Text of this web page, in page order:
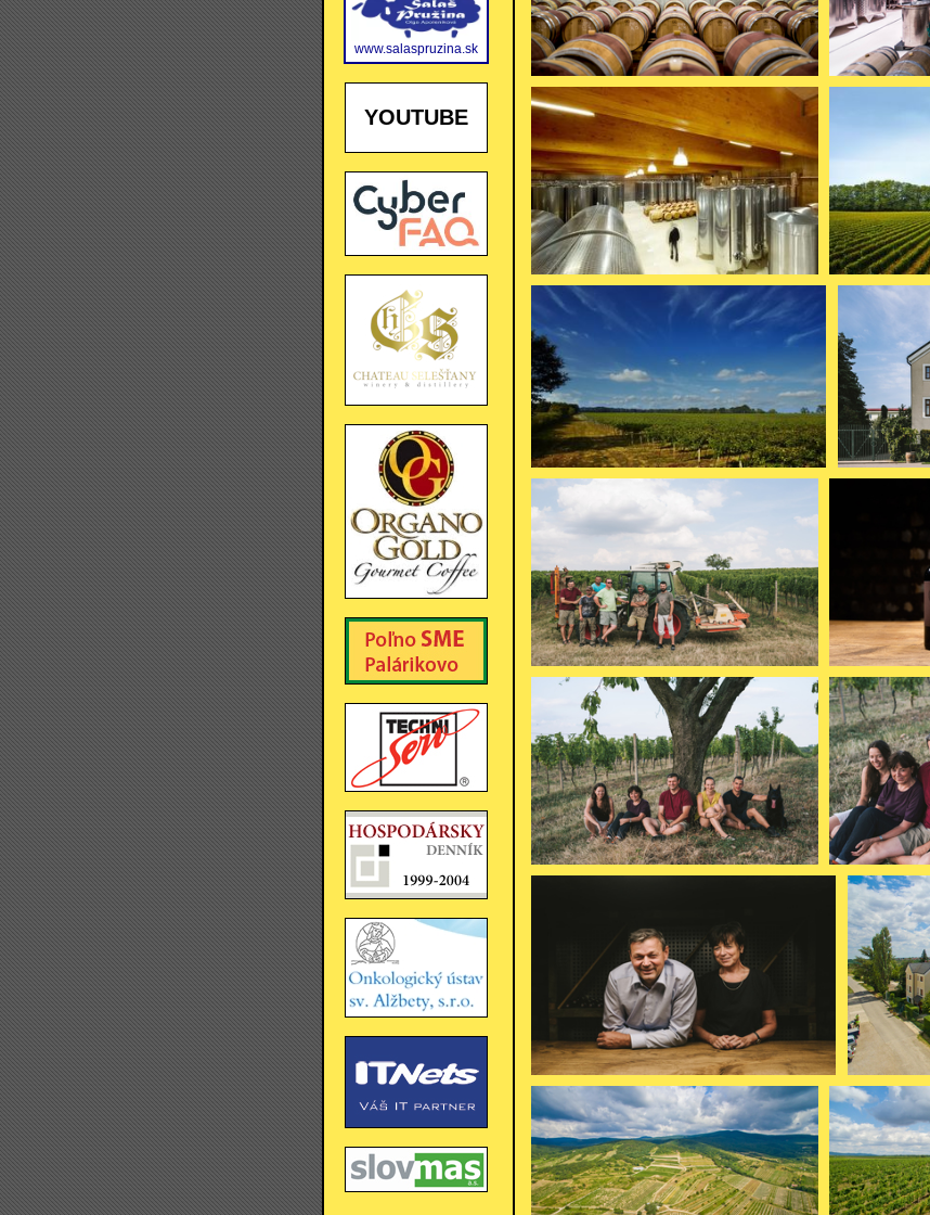
www.salaspruzina.sk
YOUTUBE